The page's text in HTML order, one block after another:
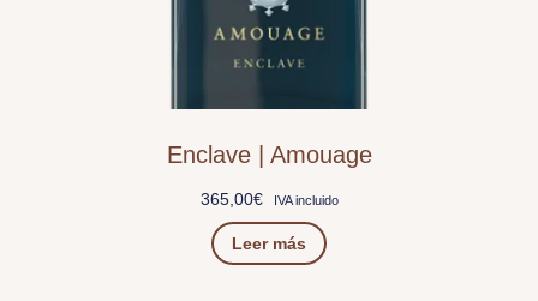
Enclave | Amouage
365,00€ IVA incluido
Leer más